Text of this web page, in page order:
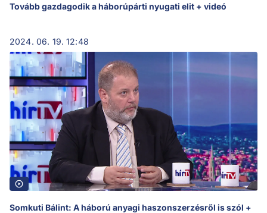
Tovább gazdagodik a háborúpárti nyugati elit + videó
2024. 06. 19. 12:48
Somkuti Bálint: A háború anyagi haszonszerzésről is szól +